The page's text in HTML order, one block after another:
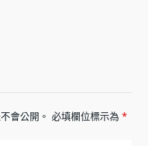
會公開。 必填欄位標示為 *